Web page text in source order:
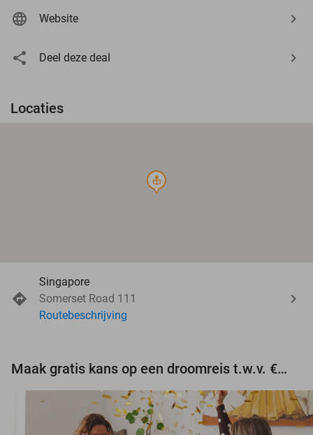
Website
Deel deze deal
Locaties
course
Singapore
Somerset Road 111
Routebeschrijving
Maak gratis kans op een droomreis t.w.v. €3.000!